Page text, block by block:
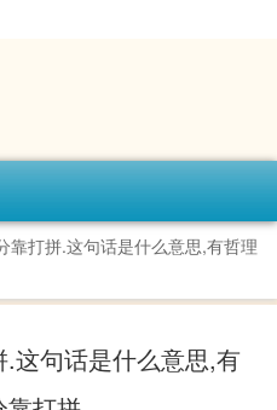
靠打拼.这句话是什么意思,有哲理
这句话是什么意思,有